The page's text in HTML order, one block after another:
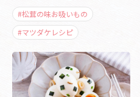
#松茸の味お吸いもの
#マツダケレシピ